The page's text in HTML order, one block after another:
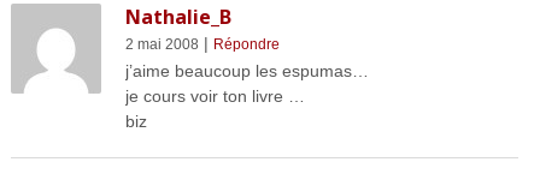
Nathalie_B
2 mai 2008 | Répondre
j’aime beaucoup les espumas…
je cours voir ton livre …
biz